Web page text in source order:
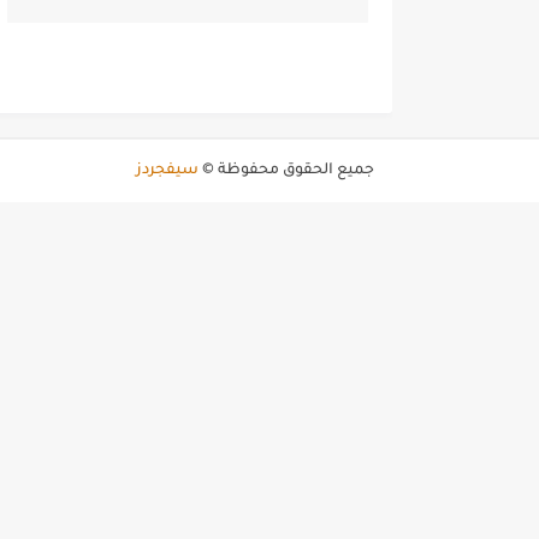
جميع الحقوق محفوظة © سيفجردز